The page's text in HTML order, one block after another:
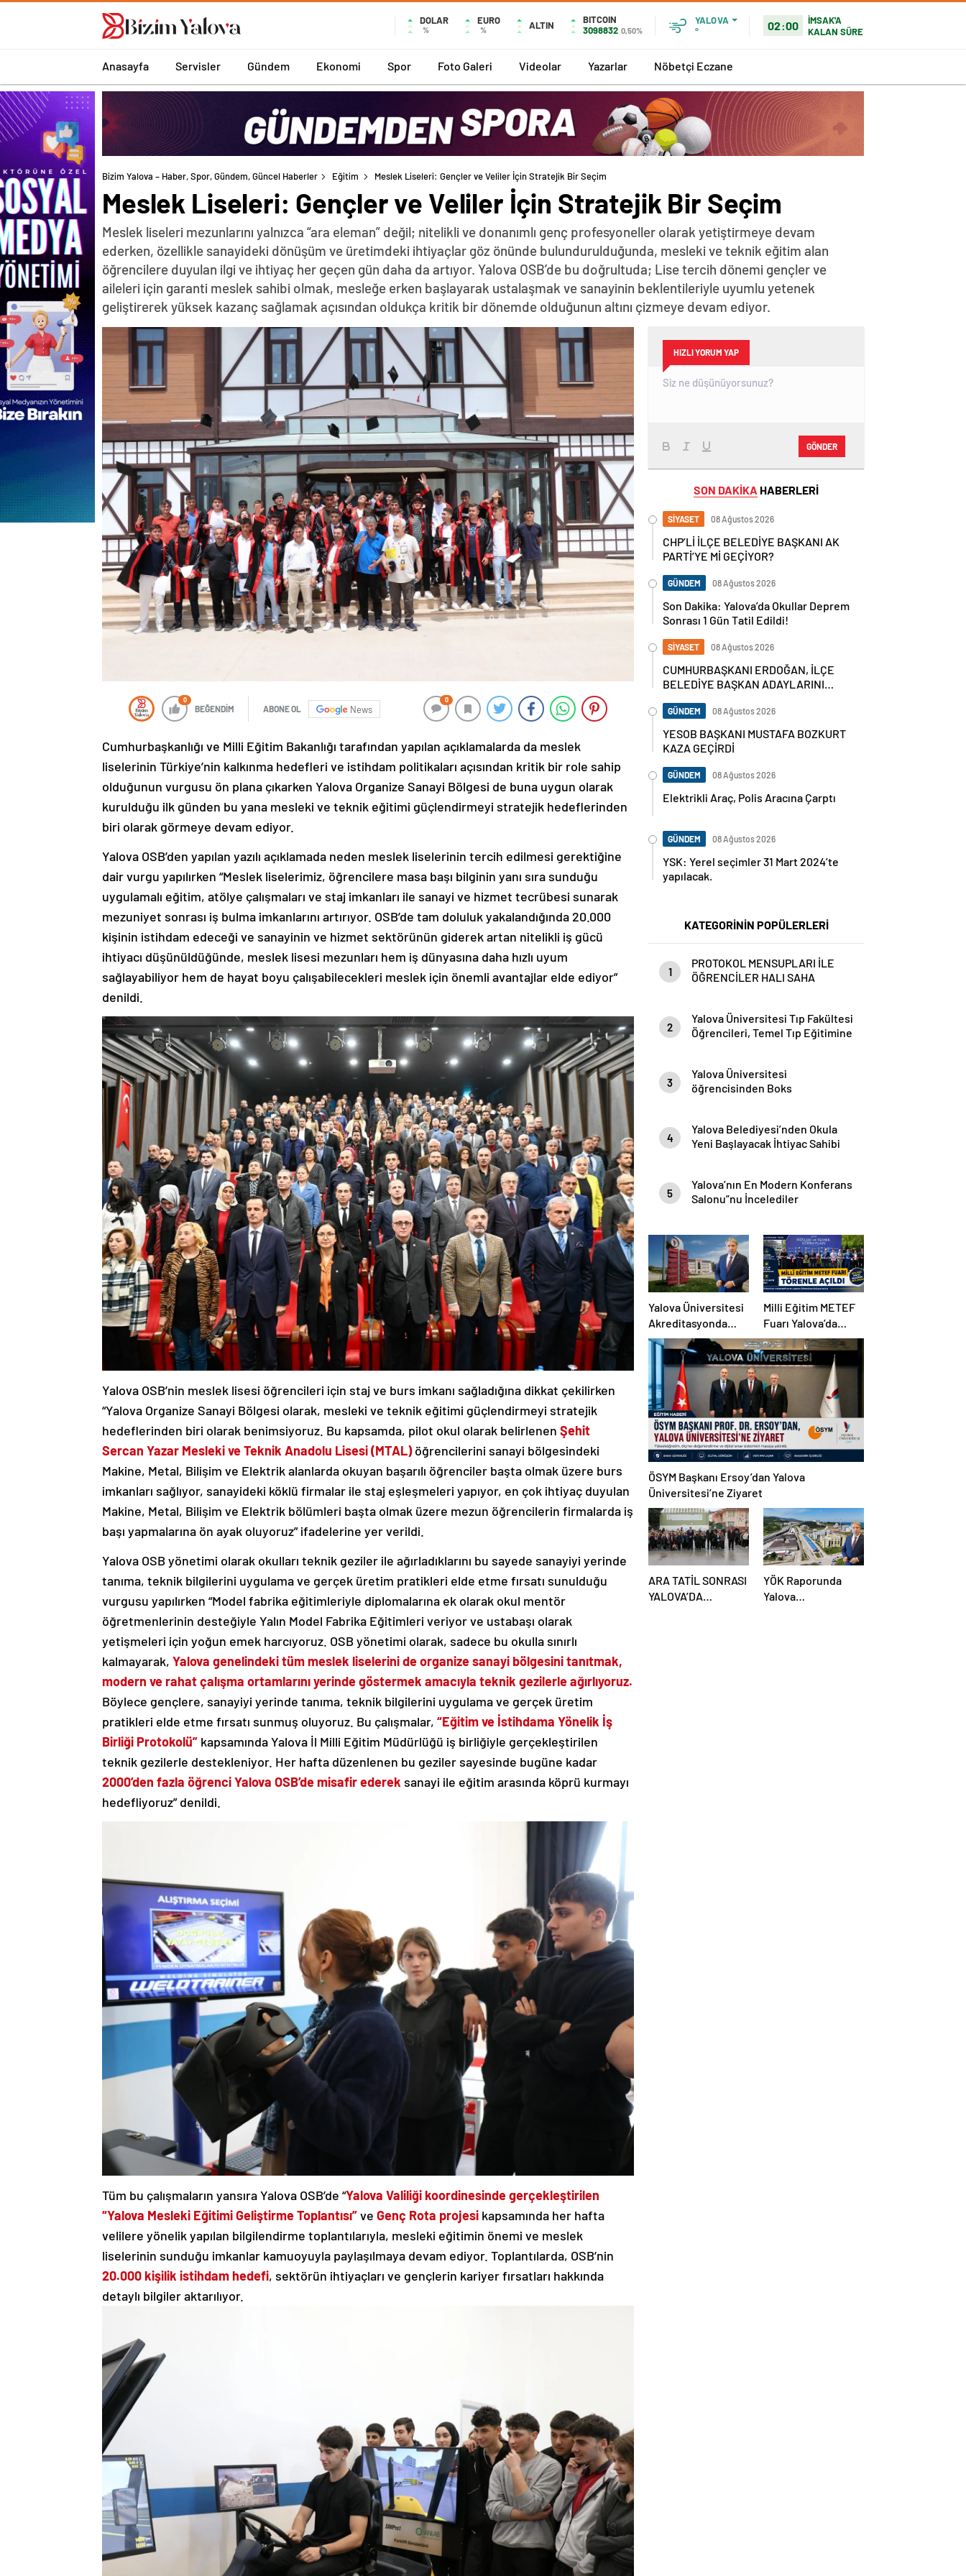
romabet
deneme
DOLAR
%
EURO
% ALTIN
BITCOIN
3098832 0,50%
YALOVA
°
02:00
İMSAK'A
KALAN SÜRE
Anasayfa Servisler Gündem Ekonomi Spor Foto Galeri Videolar Yazarlar Nöbetçi Eczane
Bizim Yalova – Haber, Spor, Gündem, Güncel Haberler Eğitim Meslek Liseleri: Gençler ve Veliler İçin Stratejik Bir Seçim
Meslek Liseleri: Gençler ve Veliler İçin Stratejik Bir Seçim
Meslek liseleri mezunlarını yalnızca “ara eleman” değil; nitelikli ve donanımlı genç profesyoneller olarak yetiştirmeye devam
ederken, özellikle sanayideki dönüşüm ve üretimdeki ihtiyaçlar göz önünde bulundurulduğunda, mesleki ve teknik eğitim alan
öğrencilere duyulan ilgi ve ihtiyaç her geçen gün daha da artıyor. Yalova OSB’de bu doğrultuda; Lise tercih dönemi gençler ve
aileleri için garanti meslek sahibi olmak, mesleğe erken başlayarak ustalaşmak ve sanayinin beklentileriyle uyumlu yetenek
geliştirerek yüksek kazanç sağlamak açısından oldukça kritik bir dönemde olduğunun altını çizmeye devam ediyor.
0
BEĞENDİM ABONE OL News
0
Cumhurbaşkanlığı ve Milli Eğitim Bakanlığı tarafından yapılan açıklamalarda da meslek
liselerinin Türkiye’nin kalkınma hedefleri ve istihdam politikaları açısından kritik bir role sahip
olduğunun vurgusu ön plana çıkarken Yalova Organize Sanayi Bölgesi de buna uygun olarak
kurulduğu ilk günden bu yana mesleki ve teknik eğitimi güçlendirmeyi stratejik hedeflerinden
biri olarak görmeye devam ediyor.
Yalova OSB’den yapılan yazılı açıklamada neden meslek liselerinin tercih edilmesi gerektiğine
dair vurgu yapılırken “Meslek liselerimiz, öğrencilere masa başı bilginin yanı sıra sunduğu
uygulamalı eğitim, atölye çalışmaları ve staj imkanları ile sanayi ve hizmet tecrübesi sunarak
mezuniyet sonrası iş bulma imkanlarını artırıyor. OSB’de tam doluluk yakalandığında 20.000
kişinin istihdam edeceği ve sanayinin ve hizmet sektörünün giderek artan nitelikli iş gücü
ihtiyacı düşünüldüğünde, meslek lisesi mezunları hem iş dünyasına daha hızlı uyum
sağlayabiliyor hem de hayat boyu çalışabilecekleri meslek için önemli avantajlar elde ediyor”
denildi.
Yalova OSB’nin meslek lisesi öğrencileri için staj ve burs imkanı sağladığına dikkat çekilirken
“Yalova Organize Sanayi Bölgesi olarak, mesleki ve teknik eğitimi güçlendirmeyi stratejik
hedeflerinden biri olarak benimsiyoruz. Bu kapsamda, pilot okul olarak belirlenen Şehit
Sercan Yazar Mesleki ve Teknik Anadolu Lisesi (MTAL)öğrencilerini sanayi bölgesindeki
Makine, Metal, Bilişim ve Elektrik alanlarda okuyan başarılı öğrenciler başta olmak üzere burs
imkanları sağlıyor, sanayideki köklü firmalar ile staj eşleşmeleri yapıyor, en çok ihtiyaç duyulan
Makine, Metal, Bilişim ve Elektrik bölümleri başta olmak üzere mezun öğrencilerin firmalarda iş
başı yapmalarına ön ayak oluyoruz” ifadelerine yer verildi.
Yalova OSB yönetimi olarak okulları teknik geziler ile ağırladıklarını bu sayede sanayiyi yerinde
tanıma, teknik bilgilerini uygulama ve gerçek üretim pratikleri elde etme fırsatı sunulduğu
vurgusu yapılırken “Model fabrika eğitimleriyle diplomalarına ek olarak okul mentör
öğretmenlerinin desteğiyle Yalın Model Fabrika Eğitimleri veriyor ve ustabaşı olarak
yetişmeleri için yoğun emek harcıyoruz. OSB yönetimi olarak, sadece bu okulla sınırlı
kalmayarak, Yalova genelindeki tüm meslek liselerini de organize sanayi bölgesini tanıtmak,
modern ve rahat çalışma ortamlarını yerinde göstermek amacıyla teknik gezilerle ağırlıyoruz.
Böylece gençlere, sanayiyi yerinde tanıma, teknik bilgilerini uygulama ve gerçek üretim
pratikleri elde etme fırsatı sunmuş oluyoruz. Bu çalışmalar, “Eğitim ve İstihdama Yönelik İş
Birliği Protokolü” kapsamında Yalova İl Milli Eğitim Müdürlüğü iş birliğiyle gerçekleştirilen
teknik gezilerle destekleniyor. Her hafta düzenlenen bu geziler sayesinde bugüne kadar
2000’den fazla öğrenci Yalova OSB’de misafir ederek sanayi ile eğitim arasında köprü kurmayı
hedefliyoruz” denildi.
Tüm bu çalışmaların yansıra Yalova OSB’de “Yalova Valiliği koordinesinde gerçekleştirilen
“Yalova Mesleki Eğitimi Geliştirme Toplantısı”ve Genç Rota projesi kapsamında her hafta
velilere yönelik yapılan bilgilendirme toplantılarıyla, mesleki eğitimin önemi ve meslek
liselerinin sunduğu imkanlar kamuoyuyla paylaşılmaya devam ediyor. Toplantılarda, OSB’nin
20.000 kişilik istihdam hedefi, sektörün ihtiyaçları ve gençlerin kariyer fırsatları hakkında
detaylı bilgiler aktarılıyor.
HIZLI YORUM YAP
GÖNDER
SON DAKİKA HABERLERİ
SİYASET 08 Ağustos 2026
CHP’Lİ İLÇE BELEDİYE BAŞKANI AK
PARTİ’YE Mİ GEÇİYOR?
GÜNDEM 08 Ağustos 2026
Son Dakika: Yalova’da Okullar Deprem
Sonrası 1 Gün Tatil Edildi!
SİYASET 08 Ağustos 2026
CUMHURBAŞKANI ERDOĞAN, İLÇE
BELEDİYE BAŞKAN ADAYLARINI
GÜNDEM 08 Ağustos 2026
YESOB BAŞKANI MUSTAFA BOZKURT
KAZA GEÇİRDİ
GÜNDEM 08 Ağustos 2026
Elektrikli Araç, Polis Aracına Çarptı
GÜNDEM 08 Ağustos 2026
YSK: Yerel seçimler 31 Mart 2024’te
yapılacak.
KATEGORİNİN POPÜLERLERİ
1
PROTOKOL MENSUPLARI İLE
ÖĞRENCİLER HALI SAHA
2
Yalova Üniversitesi Tıp Fakültesi
Öğrencileri, Temel Tıp Eğitimine
3
Yalova Üniversitesi
öğrencisinden Boks
4
Yalova Belediyesi’nden Okula
Yeni Başlayacak İhtiyac Sahibi
5
Yalova’nın En Modern Konferans
Salonu”nu İncelediler
Yalova Üniversitesi
Akreditasyonda
Başarı Grafiğini
Yükseltti
Milli Eğitim METEF
Fuarı Yalova’da
Açıldı: 67 Alan ve
112 Dal Öğrencilerle
Buluştu
ÖSYM Başkanı Ersoy’dan Yalova
Üniversitesi’ne Ziyaret
ARA TATİL SONRASI
YALOVA’DA
YÖK Raporunda
Yalova